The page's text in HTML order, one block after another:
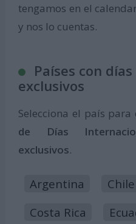
tengamos en el
y nos lo cuentas.
Países con
exclusivos
Selecciona el país para
de Días
exclusivos.
Argentina Chile
Costa Rica